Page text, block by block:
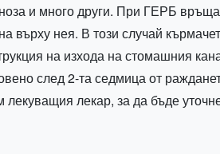
и много други. При ГЕРБ
върху нея. В този случай
на изхода на стомашния
след 2-та седмица от
лекар, за да бъде